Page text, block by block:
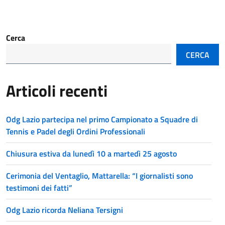
Cerca
CERCA
Articoli recenti
Odg Lazio partecipa nel primo Campionato a Squadre di
Tennis e Padel degli Ordini Professionali
Chiusura estiva da lunedì 10 a martedì 25 agosto
Cerimonia del Ventaglio, Mattarella: “I giornalisti sono
testimoni dei fatti”
Odg Lazio ricorda Neliana Tersigni